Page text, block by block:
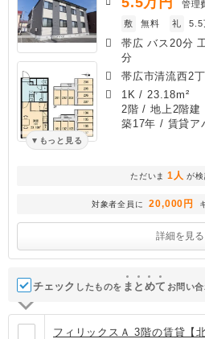
もっと見る
管理
敷
無料 礼 5.5
帯広 バス20分
分
帯広市清流西2丁
1K / 23.18m²
2階 / 地上2階建
築17年 / 賃貸ア
ただいま 1人 が検
対象者全員に 20,000円
詳細を見る
チェック したものを ま と めて お問い
フィリックスＡ 3階の賃貸【